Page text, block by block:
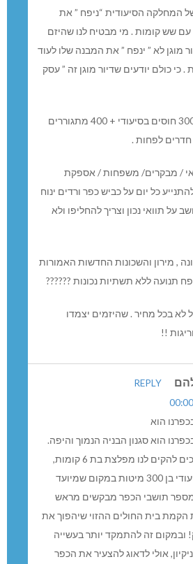
המחלקה הסיעודית “ניפח ” את
שש קומות . מי מבטיח לנו שהיזם
מוגן לא ” ינפח ” את המבנה שלו לעוד
6 או 8 קומות . כי כולם יודעים שדיור מוגן זה ” עסק
מעבר לכך מדובר על 300 חוסים בסיעודי + 400 מתגוררים
/ מבקרים/ משפחות / אספקת
כל יום על כביש כפר ורדים ינוח
על תוואי נכון וצריך להחליפו ולא
, מירון והשכונות החדשות האמורות
תנועה ללא תשתיות נכונות ??????
לא בכל מחיר . שהיזמים יצמדו
!!
REPLY
הוא
הוא סגנון הבניה הנמוך והיפה.
והינה התבשרנו שהולכים להקים לנו מפלצת בת 6 קומות,
להקמת בית חולים סיעודי בן 300 מיטות במקום שמיועד
מספר תושבי הכפר מבקשים מראש
בית החולים ההזוי שיהפוך את
ובמקום זה להתמקד יותר בעשייה
אולי לדאוג להצעיר את הכפר